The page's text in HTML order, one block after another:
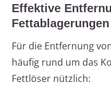
Effektive
Fettablagerungen
Für die Entfernung
häufig rund um das
Fettlöser nützlich: